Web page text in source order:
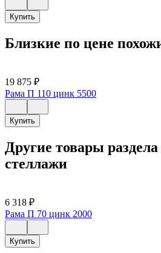
Купить
Близкие по цене
19 875 ₽
Рама П 110 цинк 5500
Купить
Другие товары
стеллажи
6 318 ₽
Рама П 70 цинк 2000
Купить